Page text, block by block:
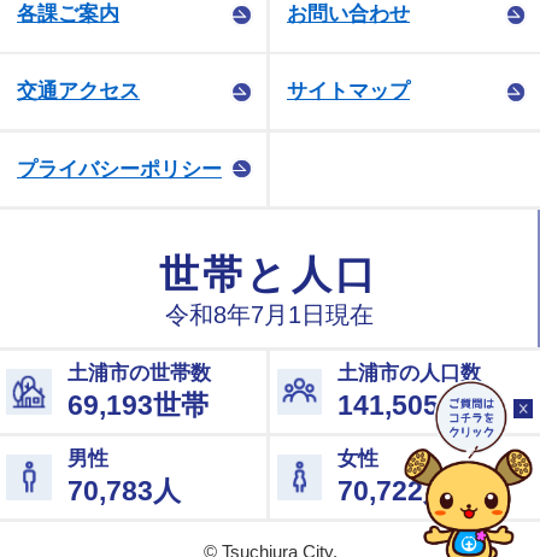
各課ご案内 お問い合わせ
交通アクセス サイトマップ
プライバシーポリシー
© Tsuchiura City.